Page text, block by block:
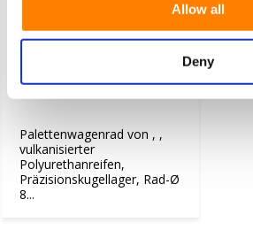
Allow all
Deny
Polyurethan-Reifen, 750KG
Palettenwagenrad von , ,
vulkanisierter
Polyurethanreifen,
Präzisionskugellager, Rad-Ø
8...